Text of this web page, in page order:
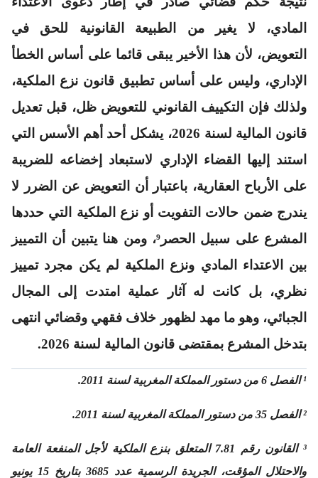
المادي، لا يغير من الطبيعة القانونية للحق في
التعويض، لأن هذا الأخير يبقى قائما على أساس الخطأ
الإداري، وليس على أساس تطبيق قانون نزع الملكية،
ولذلك فإن التكييف القانوني للتعويض ظل، قبل تعديل
قانون المالية لسنة 2026، يشكل أحد أهم الأسس التي
استند إليها القضاء الإداري لاستبعاد إخضاعه للضريبة
على الأرباح العقارية، باعتبار أن التعويض عن الضرر لا
يندرج ضمن حالات التفويت أو نزع الملكية التي حددها
المشرع على سبيل الحصر⁹، ومن هنا يتبين أن التمييز
بين الاعتداء المادي ونزع الملكية لم يكن مجرد تمييز
نظري، بل كانت له آثار عملية امتدت إلى المجال
الجبائي، وهو ما مهد لظهور خلاف فقهي وقضائي انتهى
بتدخل المشرع بمقتضى قانون المالية لسنة 2026.
¹ الفصل 6 من دستور المملكة المغربية لسنة 2011.
² الفصل 35 من دستور المملكة المغربية لسنة 2011.
³ القانون رقم 7.81 المتعلق بنزع الملكية لأجل المنفعة العامة
والاحتلال المؤقت، الجريدة الرسمية عدد 3685 بتاريخ 15 يونيو